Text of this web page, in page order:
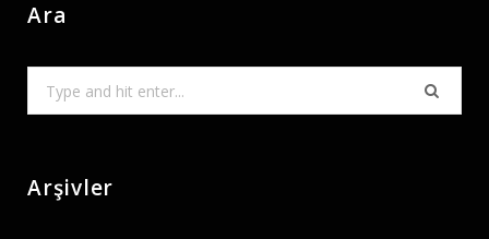
Ara
Arşivler